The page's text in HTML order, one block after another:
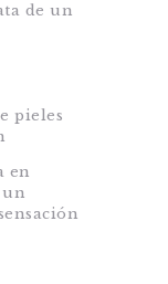
de un
pieles
en